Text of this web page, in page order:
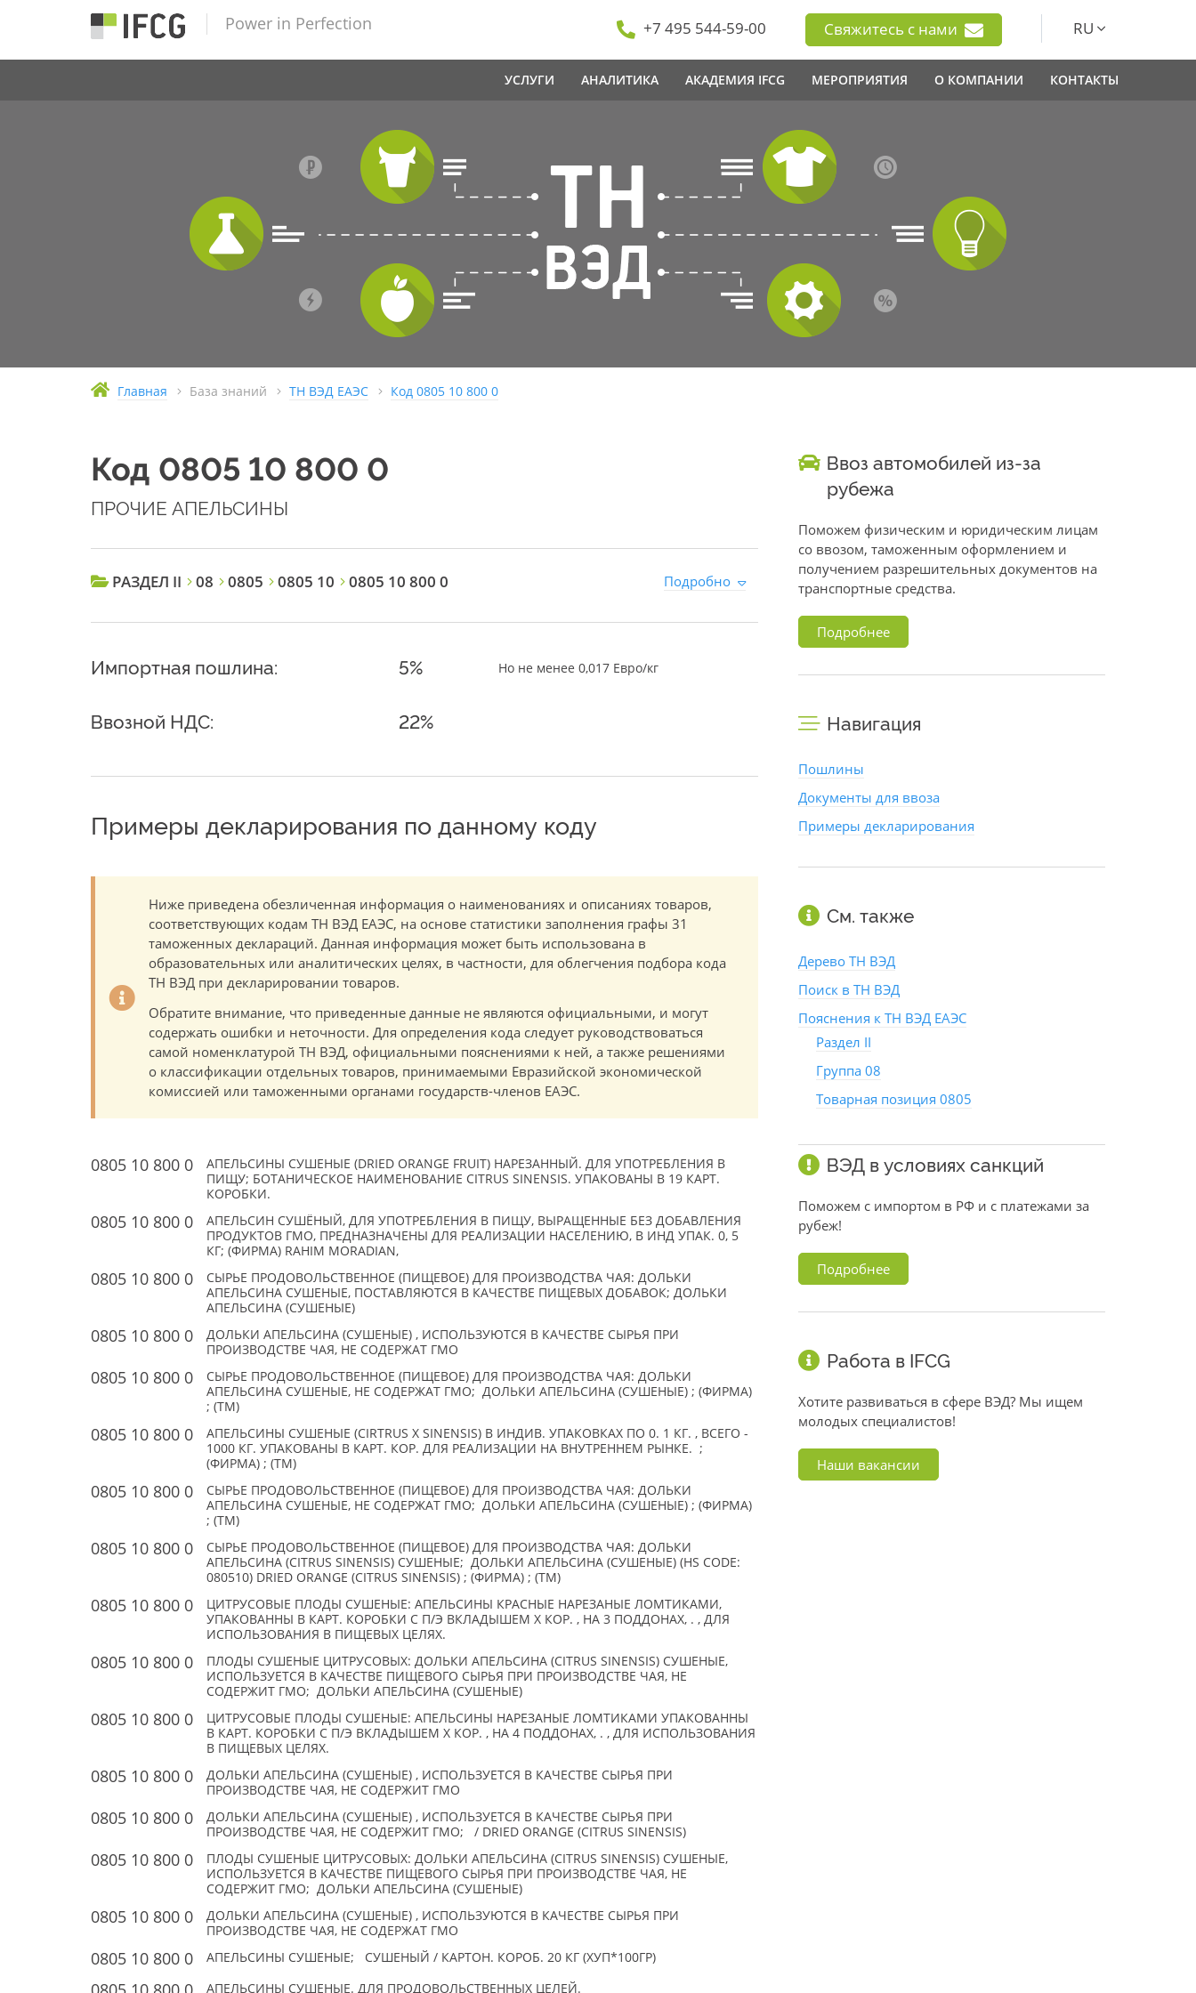
Power in Perfection +7 495 544-59-00 Свяжитесь с нами RU
УСЛУГИ АНАЛИТИКА АКАДЕМИЯ IFCG МЕРОПРИЯТИЯ О КОМПАНИИ КОНТАКТЫ
Главная База знаний ТН ВЭД ЕАЭС Код 0805 10 800 0
Код 0805 10 800 0
ПРОЧИЕ АПЕЛЬСИНЫ
РАЗДЕЛ II 08 0805 0805 10 0805 10 800 0 Подробно
Импортная пошлина: 5% Но не менее 0,017 Евро/кг
Ввозной НДС: 22%
Примеры декларирования по данному коду
Ниже приведена обезличенная информация о наименованиях и описаниях товаров,
соответствующих кодам ТН ВЭД ЕАЭС, на основе статистики заполнения графы 31
таможенных деклараций. Данная информация может быть использована в
образовательных или аналитических целях, в частности, для облегчения подбора кода
ТН ВЭД при декларировании товаров.
Обратите внимание, что приведенные данные не являются официальными, и могут
содержать ошибки и неточности. Для определения кода следует руководствоваться
самой номенклатурой ТН ВЭД, официальными пояснениями к ней, а также решениями
о классификации отдельных товаров, принимаемыми Евразийской экономической
комиссией или таможенными органами государств-членов ЕАЭС.
0805 10 800 0
АПЕЛЬСИНЫ СУШЕНЫЕ (DRIED ORANGE FRUIT) НАРЕЗАННЫЙ. ДЛЯ УПОТРЕБЛЕНИЯ В
ПИЩУ; БОТАНИЧЕСКОЕ НАИМЕНОВАНИЕ CITRUS SINENSIS. УПАКОВАНЫ В 19 КАРТ.
КОРОБКИ.
0805 10 800 0
АПЕЛЬСИН СУШЁНЫЙ, ДЛЯ УПОТРЕБЛЕНИЯ В ПИЩУ, ВЫРАЩЕННЫЕ БЕЗ ДОБАВЛЕНИЯ
ПРОДУКТОВ ГМО, ПРЕДНАЗНАЧЕНЫ ДЛЯ РЕАЛИЗАЦИИ НАСЕЛЕНИЮ, В ИНД УПАК. 0, 5
КГ; (ФИРМА) RAHIM MORADIAN,
0805 10 800 0
СЫРЬЕ ПРОДОВОЛЬСТВЕННОЕ (ПИЩЕВОЕ) ДЛЯ ПРОИЗВОДСТВА ЧАЯ: ДОЛЬКИ
АПЕЛЬСИНА СУШЕНЫЕ, ПОСТАВЛЯЮТСЯ В КАЧЕСТВЕ ПИЩЕВЫХ ДОБАВОК; ДОЛЬКИ
АПЕЛЬСИНА (СУШЕНЫЕ)
0805 10 800 0
ДОЛЬКИ АПЕЛЬСИНА (СУШЕНЫЕ) , ИСПОЛЬЗУЮТСЯ В КАЧЕСТВЕ СЫРЬЯ ПРИ
ПРОИЗВОДСТВЕ ЧАЯ, НЕ СОДЕРЖАТ ГМО
0805 10 800 0
СЫРЬЕ ПРОДОВОЛЬСТВЕННОЕ (ПИЩЕВОЕ) ДЛЯ ПРОИЗВОДСТВА ЧАЯ: ДОЛЬКИ
АПЕЛЬСИНА СУШЕНЫЕ, НЕ СОДЕРЖАТ ГМО; ДОЛЬКИ АПЕЛЬСИНА (СУШЕНЫЕ) ; (ФИРМА)
; (TM)
0805 10 800 0
АПЕЛЬСИНЫ СУШЕНЫЕ (CIRTRUS X SINENSIS) В ИНДИВ. УПАКОВКАХ ПО 0. 1 КГ. , ВСЕГО -
1000 КГ. УПАКОВАНЫ В КАРТ. КОР. ДЛЯ РЕАЛИЗАЦИИ НА ВНУТРЕННЕМ РЫНКЕ. ;
(ФИРМА) ; (TM)
0805 10 800 0
СЫРЬЕ ПРОДОВОЛЬСТВЕННОЕ (ПИЩЕВОЕ) ДЛЯ ПРОИЗВОДСТВА ЧАЯ: ДОЛЬКИ
АПЕЛЬСИНА СУШЕНЫЕ, НЕ СОДЕРЖАТ ГМО; ДОЛЬКИ АПЕЛЬСИНА (СУШЕНЫЕ) ; (ФИРМА)
; (TM)
0805 10 800 0
СЫРЬЕ ПРОДОВОЛЬСТВЕННОЕ (ПИЩЕВОЕ) ДЛЯ ПРОИЗВОДСТВА ЧАЯ: ДОЛЬКИ
АПЕЛЬСИНА (CITRUS SINENSIS) СУШЕНЫЕ; ДОЛЬКИ АПЕЛЬСИНА (СУШЕНЫЕ) (HS CODE:
080510) DRIED ORANGE (CITRUS SINENSIS) ; (ФИРМА) ; (TM)
0805 10 800 0
ЦИТРУСОВЫЕ ПЛОДЫ СУШЕНЫЕ: АПЕЛЬСИНЫ КРАСНЫЕ НАРЕЗАНЫЕ ЛОМТИКАМИ,
УПАКОВАННЫ В КАРТ. КОРОБКИ С П/Э ВКЛАДЫШЕМ X КОР. , НА 3 ПОДДОНАХ, . , ДЛЯ
ИСПОЛЬЗОВАНИЯ В ПИЩЕВЫХ ЦЕЛЯХ.
0805 10 800 0
ПЛОДЫ СУШЕНЫЕ ЦИТРУСОВЫХ: ДОЛЬКИ АПЕЛЬСИНА (CITRUS SINENSIS) СУШЕНЫЕ,
ИСПОЛЬЗУЕТСЯ В КАЧЕСТВЕ ПИЩЕВОГО СЫРЬЯ ПРИ ПРОИЗВОДСТВЕ ЧАЯ, НЕ
СОДЕРЖИТ ГМО; ДОЛЬКИ АПЕЛЬСИНА (СУШЕНЫЕ)
0805 10 800 0
ЦИТРУСОВЫЕ ПЛОДЫ СУШЕНЫЕ: АПЕЛЬСИНЫ НАРЕЗАНЫЕ ЛОМТИКАМИ УПАКОВАННЫ
В КАРТ. КОРОБКИ С П/Э ВКЛАДЫШЕМ X КОР. , НА 4 ПОДДОНАХ, . , ДЛЯ ИСПОЛЬЗОВАНИЯ
В ПИЩЕВЫХ ЦЕЛЯХ.
0805 10 800 0
ДОЛЬКИ АПЕЛЬСИНА (СУШЕНЫЕ) , ИСПОЛЬЗУЕТСЯ В КАЧЕСТВЕ СЫРЬЯ ПРИ
ПРОИЗВОДСТВЕ ЧАЯ, НЕ СОДЕРЖИТ ГМО
0805 10 800 0
ДОЛЬКИ АПЕЛЬСИНА (СУШЕНЫЕ) , ИСПОЛЬЗУЕТСЯ В КАЧЕСТВЕ СЫРЬЯ ПРИ
ПРОИЗВОДСТВЕ ЧАЯ, НЕ СОДЕРЖИТ ГМО; / DRIED ORANGE (CITRUS SINENSIS)
0805 10 800 0
ПЛОДЫ СУШЕНЫЕ ЦИТРУСОВЫХ: ДОЛЬКИ АПЕЛЬСИНА (CITRUS SINENSIS) СУШЕНЫЕ,
ИСПОЛЬЗУЕТСЯ В КАЧЕСТВЕ ПИЩЕВОГО СЫРЬЯ ПРИ ПРОИЗВОДСТВЕ ЧАЯ, НЕ
СОДЕРЖИТ ГМО; ДОЛЬКИ АПЕЛЬСИНА (СУШЕНЫЕ)
0805 10 800 0
ДОЛЬКИ АПЕЛЬСИНА (СУШЕНЫЕ) , ИСПОЛЬЗУЮТСЯ В КАЧЕСТВЕ СЫРЬЯ ПРИ
ПРОИЗВОДСТВЕ ЧАЯ, НЕ СОДЕРЖАТ ГМО
0805 10 800 0 АПЕЛЬСИНЫ СУШЕНЫЕ; СУШЕНЫЙ / КАРТОН. КОРОБ. 20 КГ (XУП*100ГР)
АПЕЛЬСИНЫ СУШЕНЫЕ. ДЛЯ ПРОДОВОЛЬСТВЕННЫХ ЦЕЛЕЙ.
Ввоз автомобилей из-за
рубежа
Поможем физическим и юридическим лицам
со ввозом, таможенным оформлением и
получением разрешительных документов на
транспортные средства.
Подробнее
Навигация
Пошлины
Документы для ввоза
Примеры декларирования
См. также
Дерево ТН ВЭД
Поиск в ТН ВЭД
Пояснения к ТН ВЭД ЕАЭС
Раздел II
Группа 08
Товарная позиция 0805
ВЭД в условиях санкций
Поможем с импортом в РФ и с платежами за
рубеж!
Подробнее
Работа в IFCG
Хотите развиваться в сфере ВЭД? Мы ищем
молодых специалистов!
Наши вакансии